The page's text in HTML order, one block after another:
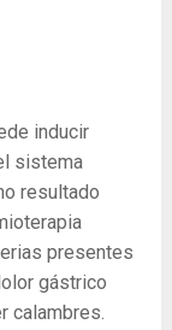
inducir
sistema
resultado
presentes
gástrico
calambres.